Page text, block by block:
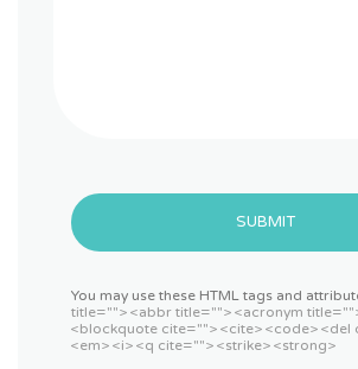
SUBMIT
You may use these HTML tags and
title=""> <abbr title=""> <acronym
<blockquote cite=""> <cite> <code> <del
<em> <i> <q cite=""> <strike> <strong>